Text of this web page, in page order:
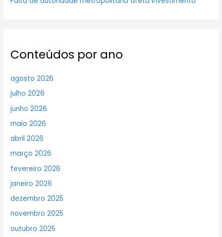
Conteúdos por ano
agosto 2026
julho 2026
junho 2026
maio 2026
abril 2026
março 2026
fevereiro 2026
janeiro 2026
dezembro 2025
novembro 2025
outubro 2025